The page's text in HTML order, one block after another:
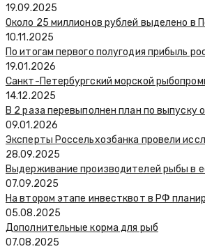
19.09.2025
Около 25 миллионов рублей выделено в
10.11.2025
По итогам первого полугодия прибыль
19.01.2026
Санкт-Петербургский морской
14.12.2025
В 2 раза перевыполнен план по выпуску
09.01.2026
Эксперты Россельхозбанка провели
28.09.2025
Выдерживание производителей рыбы в
07.09.2025
На втором этапе инвестквот в РФ
05.08.2025
Дополнительные корма для рыб
07.08.2025